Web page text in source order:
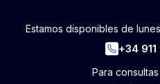
Estamos disponibles de
+34
Para